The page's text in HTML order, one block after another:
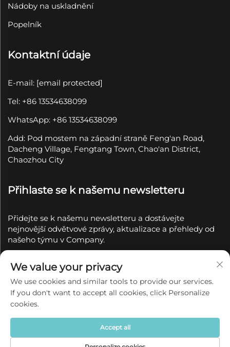
Nádoby na uskladnění
Popelník
Kontaktní údaje
E-mail: [email protected]
Tel: +86 13534638099
WhatsApp: +86 13534638099
Add: Pod mostem na západní straně Feng'an Road,
Dacheng Village, Fengtang Town, Chao'an District,
Chaozhou City
Přihlaste se k našemu newsletteru
Přidejte se k našemu newsletteru a dostávejte
nejnovější odvětvové zprávy, aktualizace a přehledy od
našeho týmu v Company.
Copyright © 2025 společností Chaozhou Qianyue
Ceramics Co., Ltd.
Zásady ochrany soukromí
We value your privacy
We use cookies and similar tools to provide our services.
If you don't want to accept all cookies, click Personalize
cookies.
Accept all